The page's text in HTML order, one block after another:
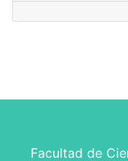
Facultad de